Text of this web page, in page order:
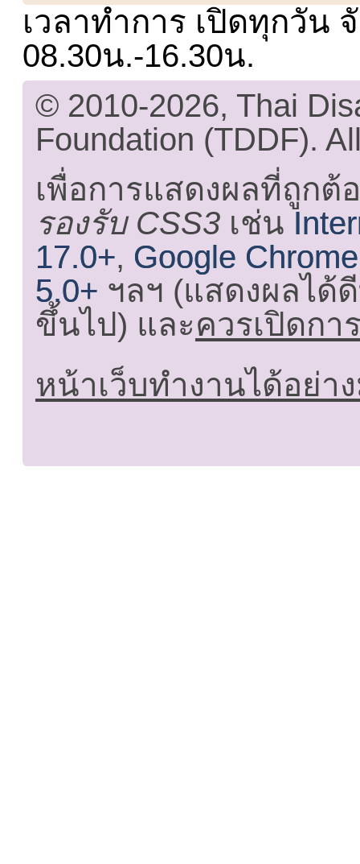
เวลาทำการ เปิดทุกวัน
08.30น.-16.30น.
© 2010-2026, Thai
Foundation (TDDF).
เพื่อการแสดงผลที่ถูกต้
รองรับ CSS3 เช่น
17.0+, Google
5.0+ ฯลฯ (แสดงผลได้
ขึ้นไป) และควรเปิดกา
หน้าเว็บทำงานได้อย่า